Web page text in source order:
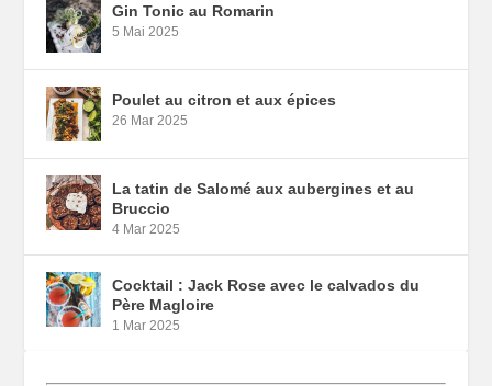
Gin Tonic au Romarin
5 Mai 2025
Poulet au citron et aux épices
26 Mar 2025
La tatin de Salomé aux aubergines et au
Bruccio
4 Mar 2025
Cocktail : Jack Rose avec le calvados du
Père Magloire
1 Mar 2025